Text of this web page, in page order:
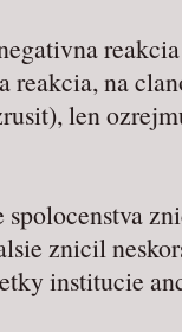
reakcia, na
len
spolocenstva
znicil
institucie